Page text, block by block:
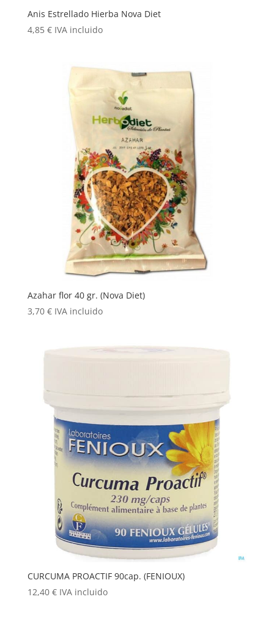
Anis Estrellado Hierba Nova Diet
4,85 € IVA incluido
Azahar flor 40 gr. (Nova Diet)
3,70 € IVA incluido
CURCUMA PROACTIF 90cap. (FENIOUX)
12,40 € IVA incluido